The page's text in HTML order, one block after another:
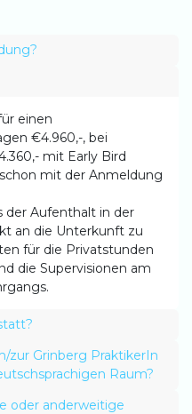
einen
€4.960,-, bei
mit Early Bird
mit der Anmeldung
der Aufenthalt in der
an die Unterkunft zu
für die Privatstunden
die Supervisionen am
zur Grinberg PraktikerIn
Raum?
oder anderweitige